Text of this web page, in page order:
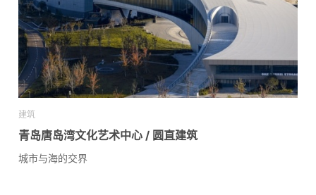
建筑
青岛唐岛湾文化艺术中心 / 圆直建筑
城市与海的交界